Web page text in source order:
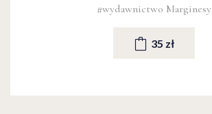
#wydawnictwo Marginesy
35 zł